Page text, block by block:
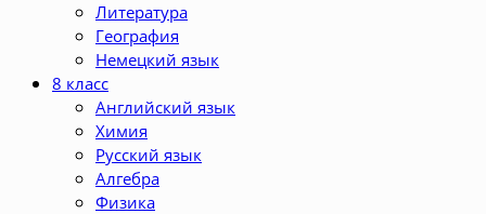
Литература
География
Немецкий язык
8 класс
Английский язык
Химия
Русский язык
Алгебра
Физика